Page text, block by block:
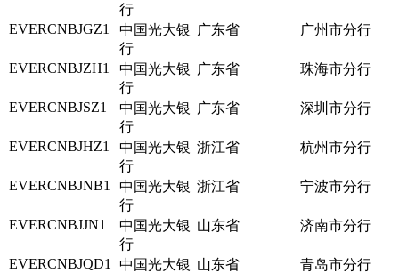
行
EVERCNBJGZ1
中国光大银
行
广东省 广州市分行
EVERCNBJZH1
中国光大银
行
广东省 珠海市分行
EVERCNBJSZ1
中国光大银
行
广东省 深圳市分行
EVERCNBJHZ1
中国光大银
行
浙江省 杭州市分行
EVERCNBJNB1
中国光大银
行
浙江省 宁波市分行
EVERCNBJJN1
中国光大银
行
山东省 济南市分行
EVERCNBJQD1
中国光大银 山东省 青岛市分行